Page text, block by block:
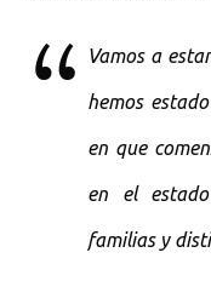
Vamos a
hemos
en que
en el
familias y